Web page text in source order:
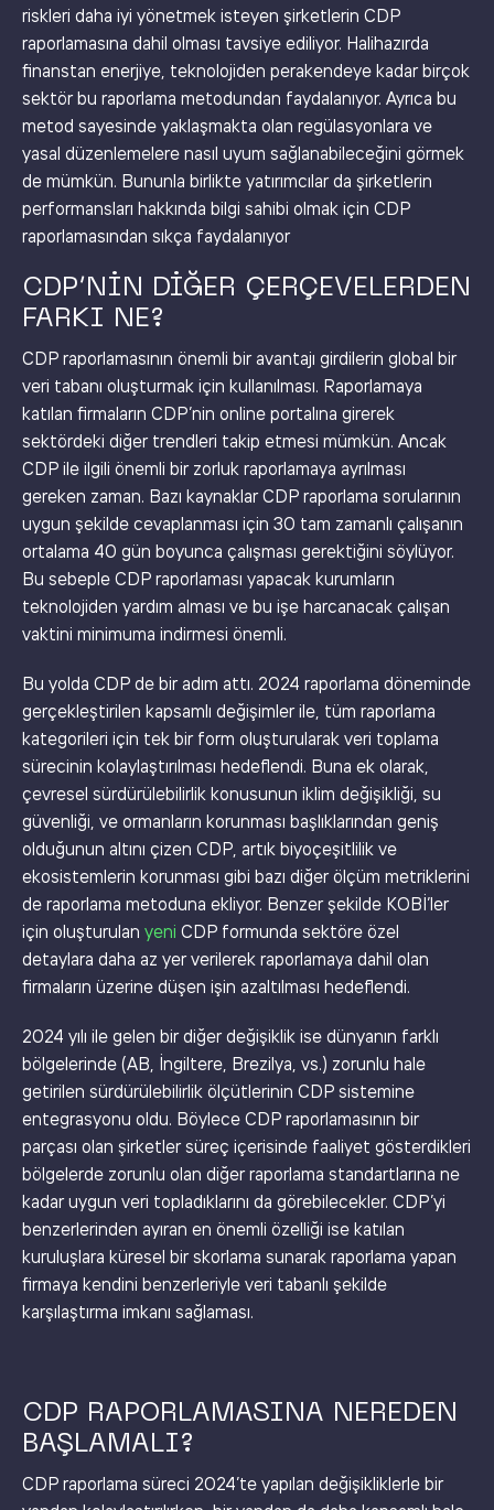
riskleri daha iyi yönetmek isteyen şirketlerin CDP
raporlamasına dahil olması tavsiye ediliyor. Halihazırda
finanstan enerjiye, teknolojiden perakendeye kadar birçok
sektör bu raporlama metodundan faydalanıyor. Ayrıca bu
metod sayesinde yaklaşmakta olan regülasyonlara ve
yasal düzenlemelere nasıl uyum sağlanabileceğini görmek
de mümkün. Bununla birlikte yatırımcılar da şirketlerin
performansları hakkında bilgi sahibi olmak için CDP
raporlamasından sıkça faydalanıyor
CDP’NİN DİĞER ÇERÇEVELERDEN
FARKI NE?
CDP raporlamasının önemli bir avantajı girdilerin global bir
veri tabanı oluşturmak için kullanılması. Raporlamaya
katılan firmaların CDP’nin online portalına girerek
sektördeki diğer trendleri takip etmesi mümkün. Ancak
CDP ile ilgili önemli bir zorluk raporlamaya ayrılması
gereken zaman. Bazı kaynaklar CDP raporlama sorularının
uygun şekilde cevaplanması için 30 tam zamanlı çalışanın
ortalama 40 gün boyunca çalışması gerektiğini söylüyor.
Bu sebeple CDP raporlaması yapacak kurumların
teknolojiden yardım alması ve bu işe harcanacak çalışan
vaktini minimuma indirmesi önemli.
Bu yolda CDP de bir adım attı. 2024 raporlama döneminde
gerçekleştirilen kapsamlı değişimler ile, tüm raporlama
kategorileri için tek bir form oluşturularak veri toplama
sürecinin kolaylaştırılması hedeflendi. Buna ek olarak,
çevresel sürdürülebilirlik konusunun iklim değişikliği, su
güvenliği, ve ormanların korunması başlıklarından geniş
olduğunun altını çizen CDP, artık biyoçeşitlilik ve
ekosistemlerin korunması gibi bazı diğer ölçüm metriklerini
de raporlama metoduna ekliyor. Benzer şekilde KOBİ’ler
için oluşturulan yeni CDP formunda sektöre özel
detaylara daha az yer verilerek raporlamaya dahil olan
firmaların üzerine düşen işin azaltılması hedeflendi.
2024 yılı ile gelen bir diğer değişiklik ise dünyanın farklı
bölgelerinde (AB, İngiltere, Brezilya, vs.) zorunlu hale
getirilen sürdürülebilirlik ölçütlerinin CDP sistemine
entegrasyonu oldu. Böylece CDP raporlamasının bir
parçası olan şirketler süreç içerisinde faaliyet gösterdikleri
bölgelerde zorunlu olan diğer raporlama standartlarına ne
kadar uygun veri topladıklarını da görebilecekler. CDP’yi
benzerlerinden ayıran en önemli özelliği ise katılan
kuruluşlara küresel bir skorlama sunarak raporlama yapan
firmaya kendini benzerleriyle veri tabanlı şekilde
karşılaştırma imkanı sağlaması.
CDP RAPORLAMASINA NEREDEN
BAŞLAMALI?
CDP raporlama süreci 2024’te yapılan değişikliklerle bir